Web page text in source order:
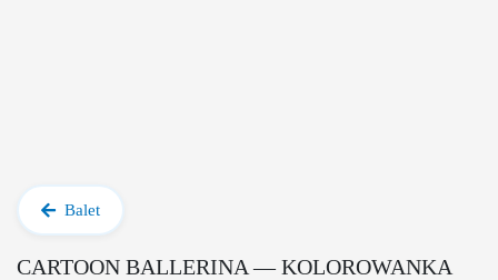
Balet
CARTOON BALLERINA — KOLOROWANKA